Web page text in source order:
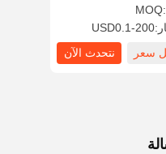
القضايا
MOQ:
USD0.1-200
سعر
نتحدث الآن